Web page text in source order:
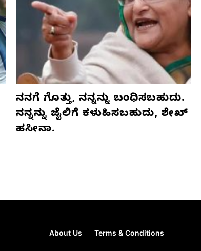
ನನಗೆ ಗೊತ್ತು, ನನ್ನನ್ನು ಬಂಧಿಸಬಹುದು.
ನನ್ನನ್ನು ಜೈಲಿಗೆ ಕಳುಹಿಸಬಹುದು, ಶೇಖ್
ಹಸೀನಾ.
About Us Terms & Conditions